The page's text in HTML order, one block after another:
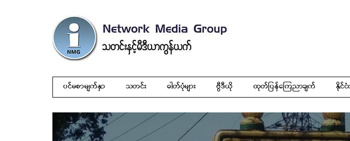
ပင်မစာမျက်နှာ သတင်း ဓါတ်ပုံများ ဗွီဒီယို ထုတ်ပြန်ကြေညာချက် နိုင်